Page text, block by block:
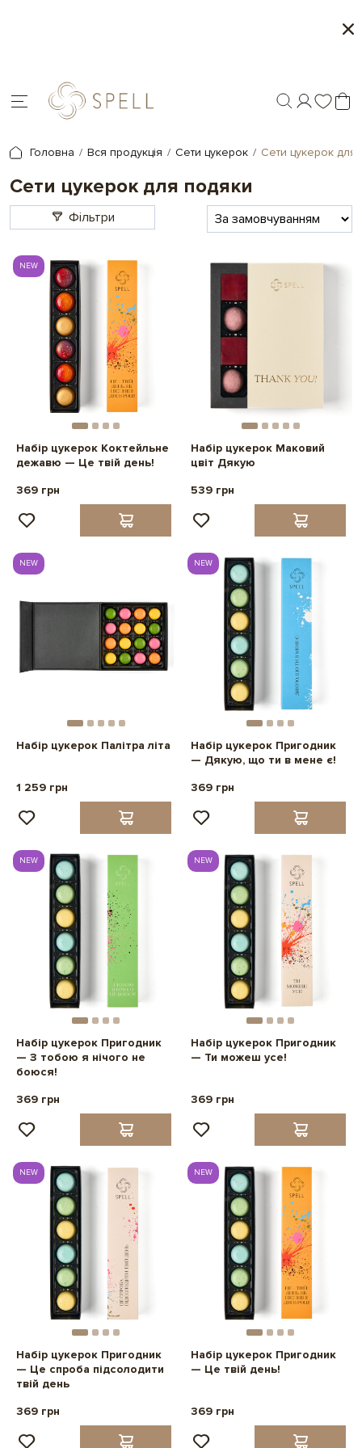
Головна Вся продукція Сети цукерок Сети цукерок для
Сети цукерок для подяки
Фільтри
NEW
Набір цукерок Коктейльне
дежавю — Це твій день!
369 грн
Набір цукерок Маковий
цвіт Дякую
539 грн
NEW
Набір цукерок Палітра літа
1 259 грн
NEW
Набір цукерок Пригодник
— Дякую, що ти в мене є!
369 грн
NEW
Набір цукерок Пригодник
— З тобою я нічого не
боюся!
369 грн
NEW
Набір цукерок Пригодник
— Ти можеш усе!
369 грн
NEW
Набір цукерок Пригодник
— Це спроба підсолодити
твій день
369 грн
NEW
Набір цукерок Пригодник
— Це твій день!
369 грн